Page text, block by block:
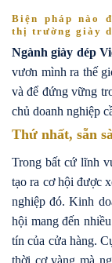
Biện pháp nào
thị trường giày
Ngành giày dép
vươn mình ra thế
và để đứng vững
chủ doanh nghiệp
Thứ nhất, sẵn
Trong bất cứ lĩnh
tạo ra cơ hội được
nghiệp đó. Kinh
hội mang đến
tín của cửa hàng.